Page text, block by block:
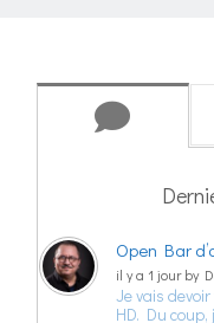
Open Bar
il y a 1 jour by
Je vais
HD. Du